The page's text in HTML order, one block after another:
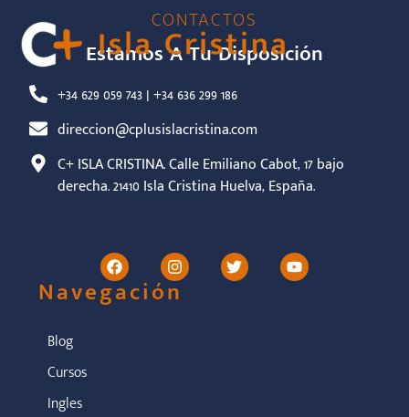
CONTACTOS
Estamos A Tu Disposición
+34 629 059 743 | +34 636 299 186
direccion@cplusislacristina.com
C+ ISLA CRISTINA. Calle Emiliano Cabot, 17 bajo
derecha. 21410 Isla Cristina Huelva, España.
Navegación
Blog
Cursos
Ingles